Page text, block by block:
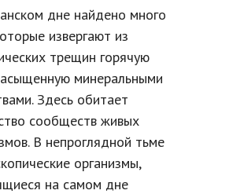
дне найдено много
извергают из
трещин горячую
минеральными
Здесь обитает
сообществ живых
В непроглядной тьме
организмы,
на самом дне